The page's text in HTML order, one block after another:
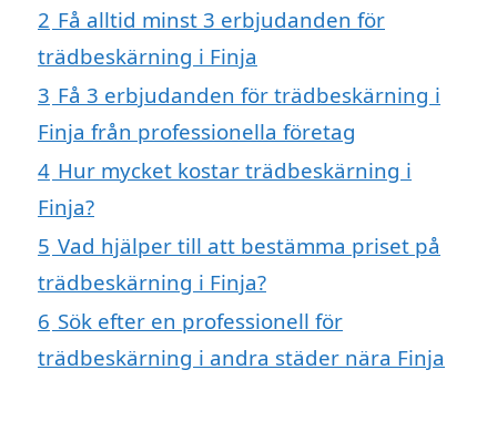
2 Få alltid minst 3 erbjudanden för
trädbeskärning i Finja
3 Få 3 erbjudanden för trädbeskärning i
Finja från professionella företag
4 Hur mycket kostar trädbeskärning i
Finja?
5 Vad hjälper till att bestämma priset på
trädbeskärning i Finja?
6 Sök efter en professionell för
trädbeskärning i andra städer nära Finja